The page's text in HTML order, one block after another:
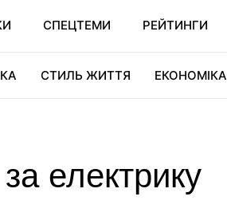
СПЕЦТЕМИ РЕЙТИНГИ
СТИЛЬ ЖИТТЯ ЕКОНОМІКА
електрику